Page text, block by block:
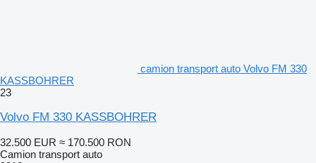
camion transport auto Volvo FM 330
KASSBOHRER
23
Volvo FM 330 KASSBOHRER
32.500 EUR ≈ 170.500 RON
Camion transport auto